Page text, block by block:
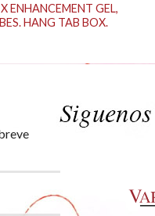
ENHANCEMENT GEL,
HANG TAB BOX.